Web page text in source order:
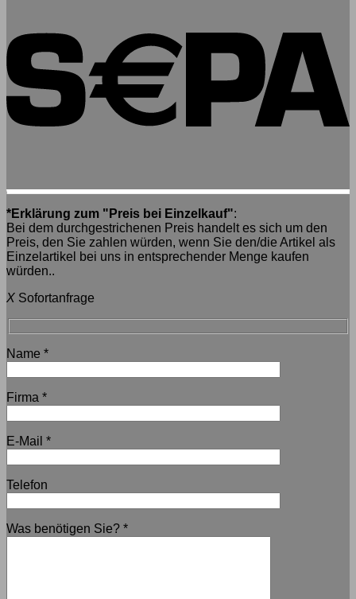
*Erklärung zum "Preis bei Einzelkauf":
Bei dem durchgestrichenen Preis handelt es sich um den
Preis, den Sie zahlen würden, wenn Sie den/die Artikel als
Einzelartikel bei uns in entsprechender Menge kaufen
würden..
X Sofortanfrage
Name *
Firma *
E-Mail *
Telefon
Was benötigen Sie? *